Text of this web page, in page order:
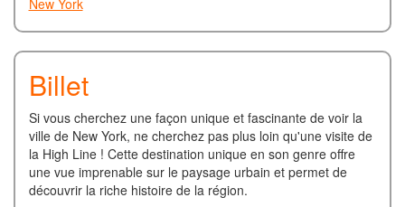
New York
Billet
Si vous cherchez une façon unique et fascinante de voir la
ville de New York, ne cherchez pas plus loin qu'une visite de
la High Line ! Cette destination unique en son genre offre
une vue imprenable sur le paysage urbain et permet de
découvrir la riche histoire de la région.